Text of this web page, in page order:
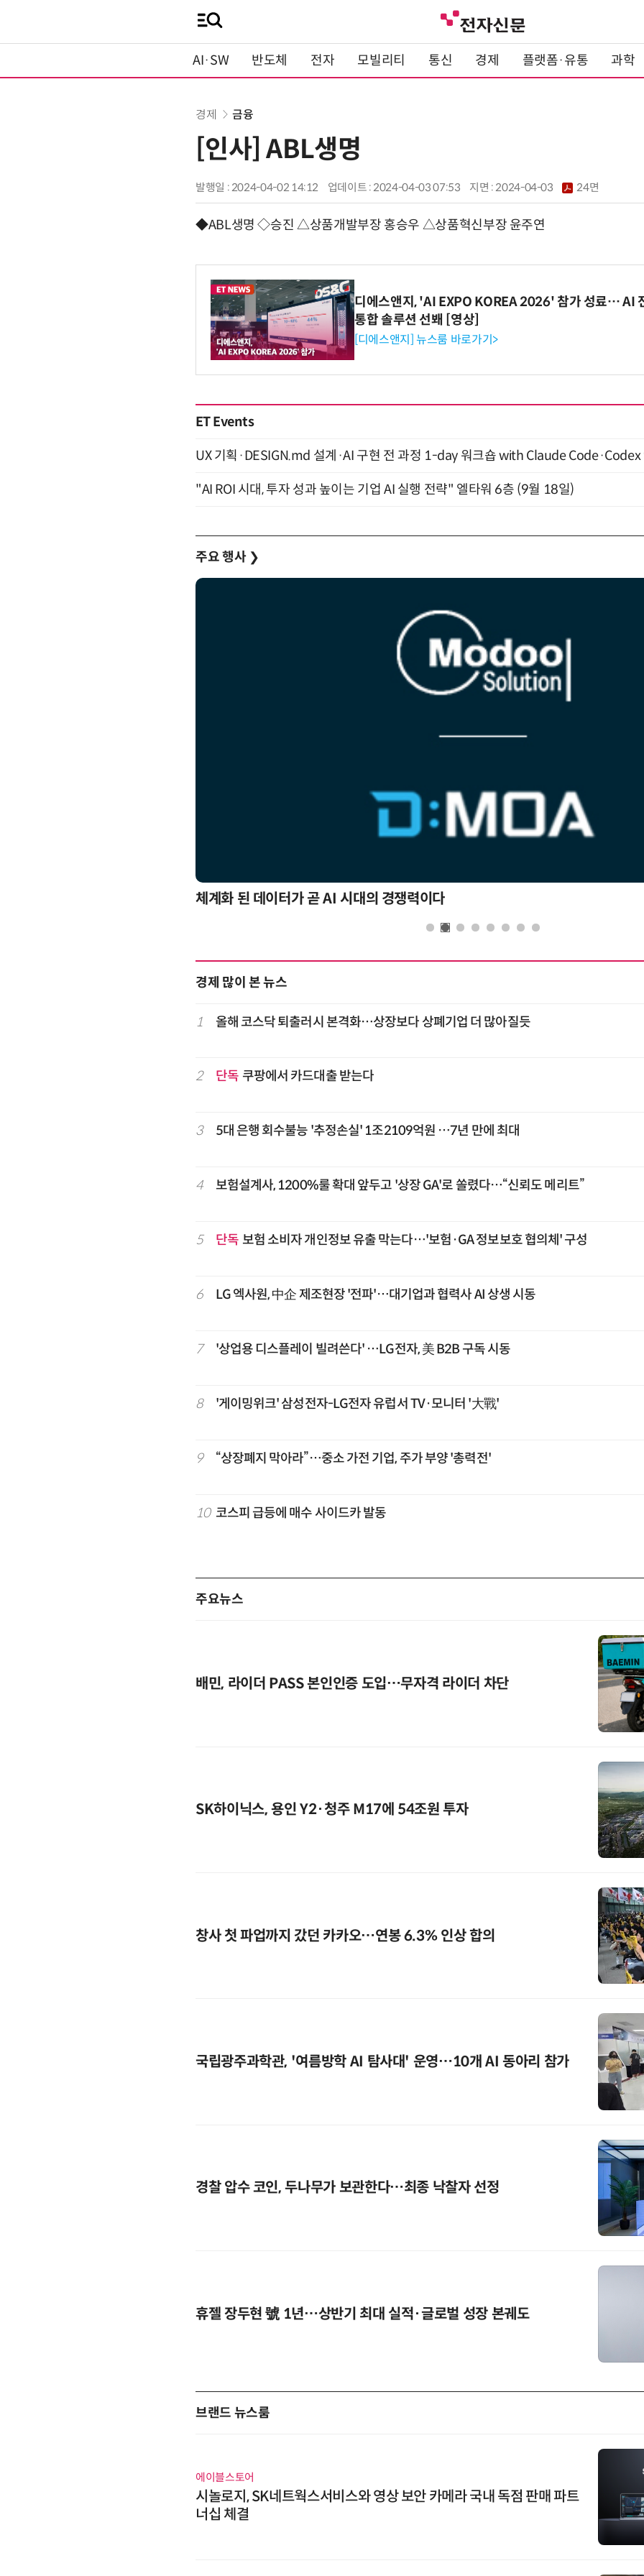
AI·SW 반도체 전자 모빌리티 통신 경제 플랫폼·유통 과학
경제 금융
[인사] ABL생명
발행일 : 2024-04-02 14:12 업데이트 : 2024-04-03 07:53 지면 :2024-04-03 24면
◆ABL생명 ◇승진 △상품개발부장 홍승우 △상품혁신부장 윤주연
디에스앤지, 'AI EXPO KOREA 2026' 참가 성료… AI
통합 솔루션 선봬 [영상]
[디에스앤지] 뉴스룸 바로가기>
ET Events
UX 기획·DESIGN.md 설계·AI 구현 전 과정 1-day 워크숍 with Claude Code·Codex
"AI ROI 시대, 투자 성과 높이는 기업 AI 실행 전략" 엘타워 6층 (9월 18일)
주요 행사 ❯
체계화 된 데이터가 곧 AI 시대의 경쟁력이다
경제 많이 본 뉴스
1 올해 코스닥 퇴출러시 본격화…상장보다 상폐기업 더 많아질듯
2 단독 쿠팡에서 카드대출 받는다
3 5대 은행 회수불능 '추정손실' 1조2109억원 …7년 만에 최대
4 보험설계사, 1200%룰 확대 앞두고 '상장 GA'로 쏠렸다…“신뢰도 메리트”
5 단독 보험 소비자 개인정보 유출 막는다…'보험·GA 정보보호 협의체' 구성
6 LG 엑사원, 中企 제조현장 '전파'…대기업과 협력사 AI 상생 시동
7 '상업용 디스플레이 빌려쓴다' …LG전자, 美 B2B 구독 시동
8 '게이밍위크' 삼성전자-LG전자 유럽서 TV·모니터 '大戰'
9 “상장폐지 막아라”…중소 가전 기업, 주가 부양 '총력전'
10 코스피 급등에 매수 사이드카 발동
주요뉴스
배민, 라이더 PASS 본인인증 도입…무자격 라이더 차단
SK하이닉스, 용인 Y2·청주 M17에 54조원 투자
창사 첫 파업까지 갔던 카카오…연봉 6.3% 인상 합의
국립광주과학관, '여름방학 AI 탐사대' 운영…10개 AI 동아리 참가
경찰 압수 코인, 두나무가 보관한다…최종 낙찰자 선정
휴젤 장두현 號 1년…상반기 최대 실적·글로벌 성장 본궤도
브랜드 뉴스룸
에이블스토어
시놀로지, SK네트웍스서비스와 영상 보안 카메라 국내 독점 판매 파트
너십 체결